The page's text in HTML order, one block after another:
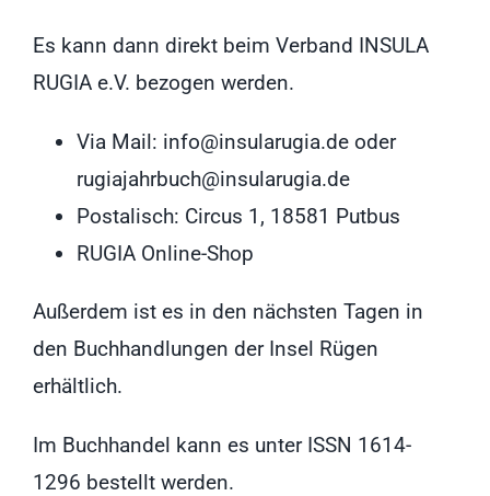
Es kann dann direkt beim Verband INSULA
RUGIA e.V. bezogen werden.
Via Mail: info@insularugia.de oder
rugiajahrbuch@insularugia.de
Postalisch: Circus 1, 18581 Putbus
RUGIA Online-Shop
Außerdem ist es in den nächsten Tagen in
den Buchhandlungen der Insel Rügen
erhältlich.
Im Buchhandel kann es unter ISSN 1614-
1296 bestellt werden.